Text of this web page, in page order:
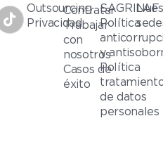
Outsourcing
Privacidad
Contratar
Trabajar
con
nosotros
Casos de
éxito
SAGRILAF
Política
y
Política
de datos
personales